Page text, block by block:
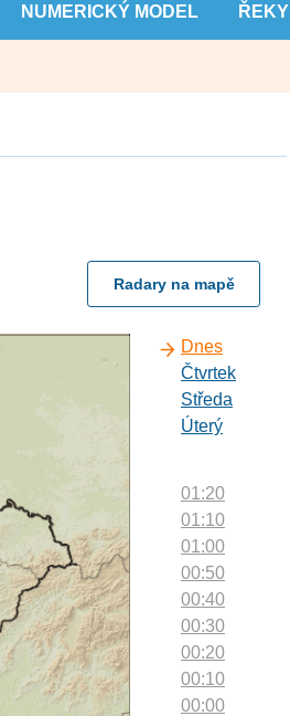
NUMERICKÝ MODEL ŘEKY
Radary na mapě
Dnes
Čtvrtek
Středa
Úterý
01:20
01:10
01:00
00:50
00:40
00:30
00:20
00:10
00:00